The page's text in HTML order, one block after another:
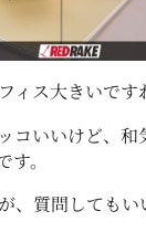
ィス大きいです
コいいけど、
。
、質問してもい